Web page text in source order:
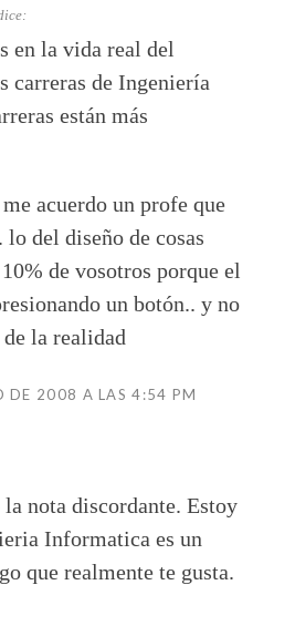
en la vida real del
carreras de Ingeniería
están más
acuerdo un profe que
del diseño de cosas
de vosotros porque el
un botón.. y no
la realidad
DE 2008 A LAS 4:54 PM
la nota discordante. Estoy
Informatica es un
que realmente te gusta.